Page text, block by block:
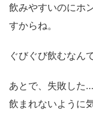
飲みやすいのにホ
すからね。
ぐびぐび飲むなん
あとで、失敗した
飲まれないように